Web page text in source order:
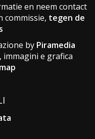
en neem contact
commissie, tegen de
by Piramedia
e grafica